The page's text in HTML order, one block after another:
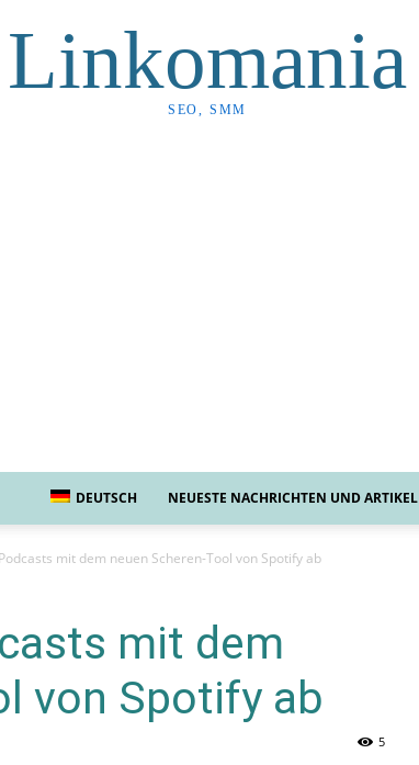
Linkomania
SEO, SMM
DEUTSCH NEUESTE NACHRICHTEN UND ARTIKEL
mit dem neuen Scheren-Tool von Spotify ab
mit dem
von Spotify ab
5